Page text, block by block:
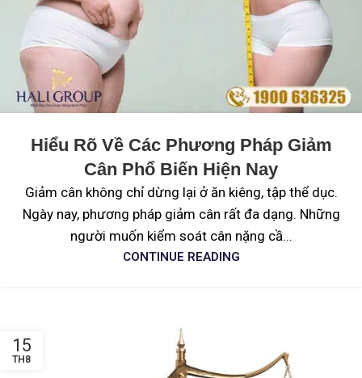
Hiểu Rõ Về Các Phương Pháp Giảm
Cân Phổ Biến Hiện Nay
Giảm cân không chỉ dừng lại ở ăn kiêng, tập thể dục.
Ngày nay, phương pháp giảm cân rất đa dạng. Những
người muốn kiểm soát cân nặng cầ...
CONTINUE READING
15
TH8